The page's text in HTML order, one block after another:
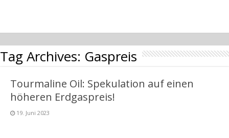
Tag Archives: Gaspreis
Tourmaline Oil: Spekulation auf einen
höheren Erdgaspreis!
19. Juni 2023